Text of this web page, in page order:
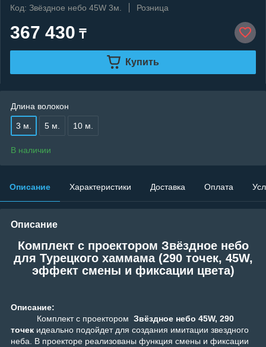
Код: Звёздное небо 45W 3м.
Розница
367 430 ₸
Купить
Длина волокон
3 м. 5 м. 10 м.
В наличии
Описание Характеристики Доставка Оплата
Описание
Комплект с проектором Звёздное небо
для Турецкого хаммама (290 точек, 45W,
эффект смены и фиксации цвета)
Описание:
Комплект с проектором Звёздное небо 45W, 290
точек идеально подойдет для создания имитации звездного
неба. В проекторе реализованы функция смены и фиксации